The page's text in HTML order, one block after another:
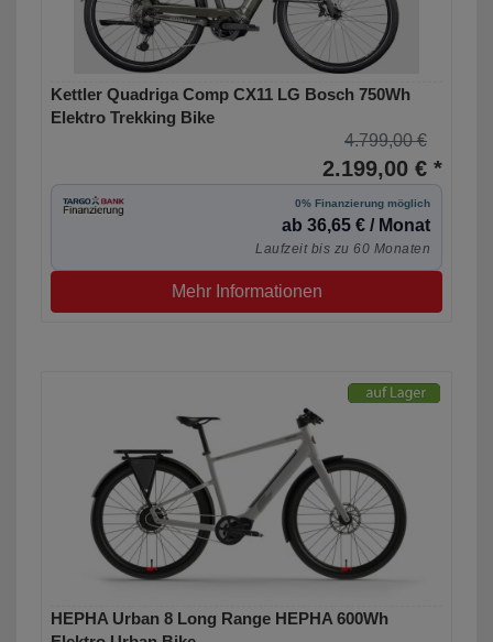
Kettler Quadriga Comp CX11 LG Bosch 750Wh
Elektro Trekking Bike
4.799,00 €
2.199,00 € *
0% Finanzierung möglich
ab 36,65 € / Monat
Laufzeit bis zu 60 Monaten
Mehr Informationen
HEPHA Urban 8 Long Range HEPHA 600Wh